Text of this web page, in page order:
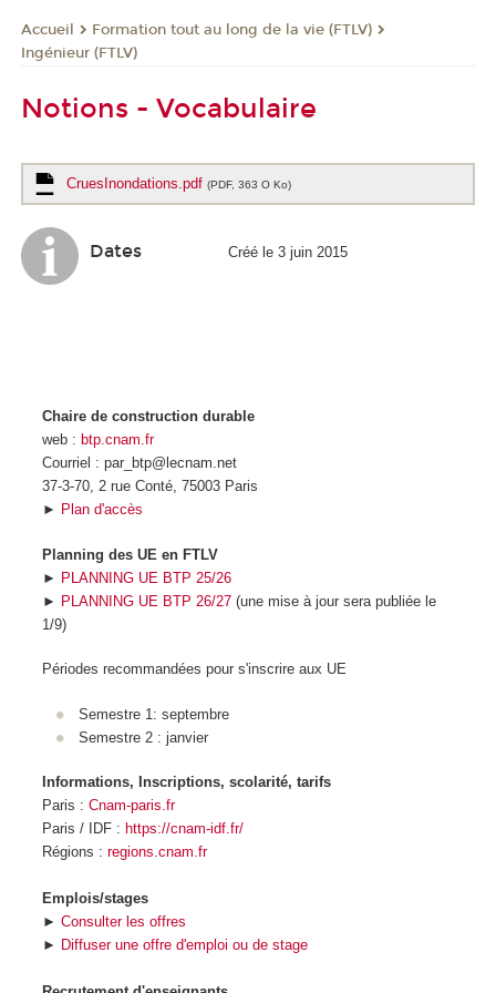
Accueil
Formation tout au long de la vie (FTLV)
Ingénieur (FTLV)
Notions - Vocabulaire
CruesInondations.pdf (PDF, 363 O Ko)
Dates Créé le 3 juin 2015
Chaire de construction durable
web : btp.cnam.fr
Courriel : par_btp@lecnam.net
37-3-70, 2 rue Conté, 75003 Paris
► Plan d'accès
Planning des UE en FTLV
► PLANNING UE BTP 25/26
► PLANNING UE BTP 26/27 (une mise à jour sera publiée le
1/9)
Périodes recommandées pour s'inscrire aux UE
Semestre 1: septembre
Semestre 2 : janvier
Informations, Inscriptions, scolarité, tarifs
Paris : Cnam-paris.fr
Paris / IDF : https://cnam-idf.fr/
Régions : regions.cnam.fr
Emplois/stages
► Consulter les offres
► Diffuser une offre d'emploi ou de stage